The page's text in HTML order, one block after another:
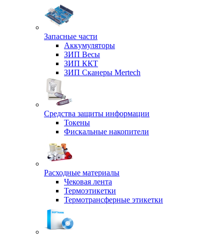
Запасные части
Аккумуляторы
ЗИП Весы
ЗИП ККТ
ЗИП Сканеры Mertech
Средства защиты информации
Токены
Фискальные накопители
Расходные материалы
Чековая лента
Термоэтикетки
Термотрансферные этикетки